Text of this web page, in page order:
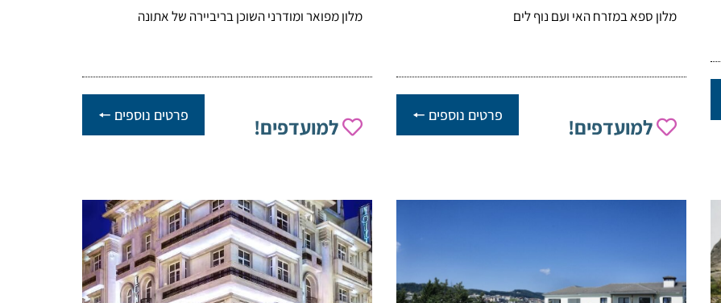
מלון ספא במזרח האי ועם נוף לים
למועדפים! פרטים נוספים 🠔
מלון מפואר ומודרני השוכן בריביירה של אתונה
למועדפים! פרטים נוספים 🠔